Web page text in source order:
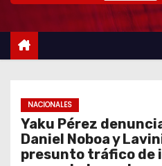
NACIONALES
Yaku Pérez
Daniel Noboa y
presunto tráfico de